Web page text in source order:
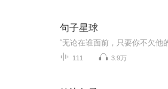
句子星球
111 3.9万